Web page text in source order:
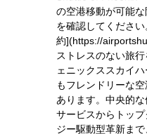
の空港移動が可能
を確認してくださ
約](https://
ストレスのない旅
ェニックススカイ
もフレンドリーな
あります。中央的
サービスからトッ
ジー駆動型革新ま